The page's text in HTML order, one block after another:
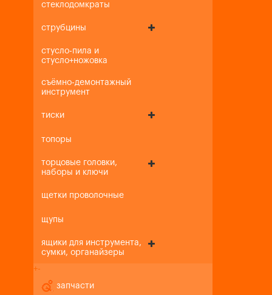
стеклодомкраты
струбцины
стусло-пила и
стусло+ножовка
съёмно-демонтажный
инструмент
тиски
топоры
торцовые головки,
наборы и ключи
щетки проволочные
щупы
ящики для инструмента,
сумки, органайзеры
+-
запчасти